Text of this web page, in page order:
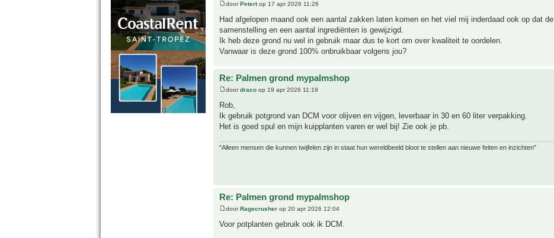
doorPetertop 17 apr 2026 11:26
Had afgelopen maand ook een aantal zakken laten komen en het viel mij inderdaad ook op dat de
samenstelling en een aantal ingrediënten is gewijzigd.
Ik heb deze grond nu wel in gebruik maar dus te kort om over kwaliteit te oordelen.
Vanwaar is deze grond 100% onbruikbaar volgens jou?
Re: Palmen grond mypalmshop
doordraco op 19 apr 2026 11:19
Rob,
Ik gebruik potgrond van DCM voor olijven en vijgen, leverbaar in 30 en 60 liter verpakking.
Het is goed spul en mijn kuipplanten varen er wel bij! Zie ook je pb.
"Alleen mensen die kunnen twijfelen zijn in staat hun wereldbeeld bloot te stellen aan nieuwe feiten en inzichten"
Re: Palmen grond mypalmshop
doorRagecrusher op 20 apr 2026 12:04
Voor potplanten gebruik ook ik DCM.